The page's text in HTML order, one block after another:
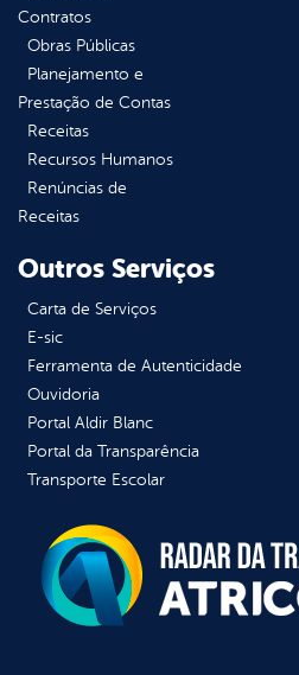
Contratos
Obras Públicas
Planejamento e
Prestação de Contas
Receitas
Recursos Humanos
Renúncias de
Receitas
Outros Serviços
Carta de Serviços
E-sic
Ferramenta de Autenticidade
Ouvidoria
Portal Aldir Blanc
Portal da Transparência
Transporte Escolar